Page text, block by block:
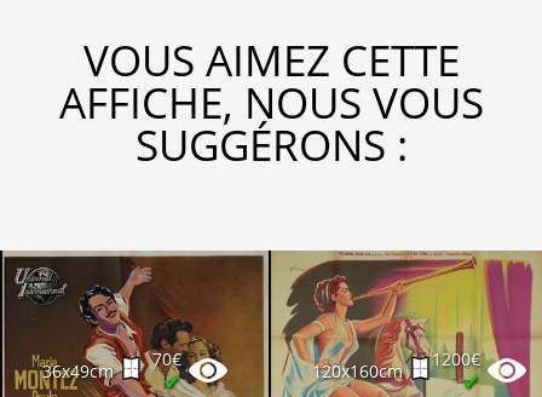
VOUS AIMEZ CETTE
AFFICHE, NOUS VOUS
SUGGÉRONS :
36x49cm
70€
✔ 120x160cm
1200€
✔